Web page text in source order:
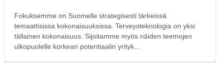
Fokuksemme on Suomelle strategisesti tärkeissä
temaattisissa kokonaisuuksissa. Terveysteknologia on yksi
tällainen kokonaisuus. Sijoitamme myös näiden teemojen
ulkopuolelle korkean potentiaalin yrityk...